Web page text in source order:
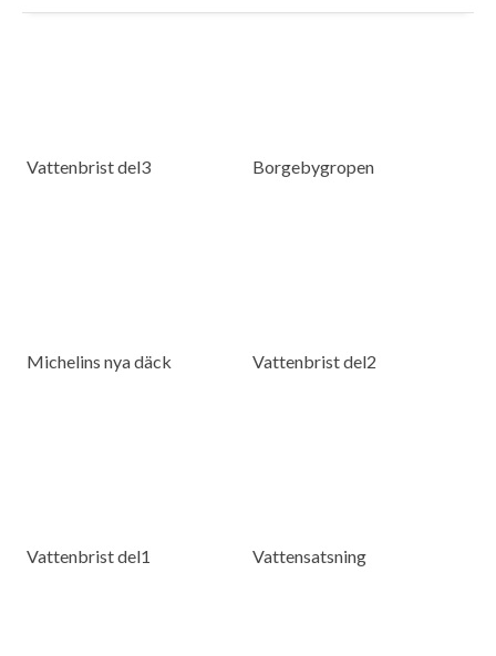
Vattenbrist del3 Borgebygropen
Michelins nya däck Vattenbrist del2
Vattenbrist del1 Vattensatsning